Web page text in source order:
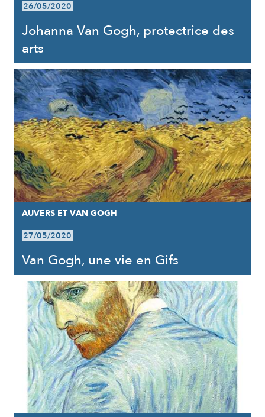
26/05/2020
Johanna Van Gogh, protectrice des
arts
AUVERS ET VAN GOGH
27/05/2020
Van Gogh, une vie en Gifs